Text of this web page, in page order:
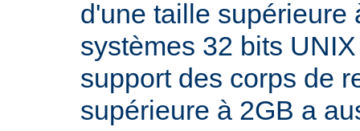
d'une taille supérieure
systèmes 32 bits
support des corps de
supérieure à 2GB a